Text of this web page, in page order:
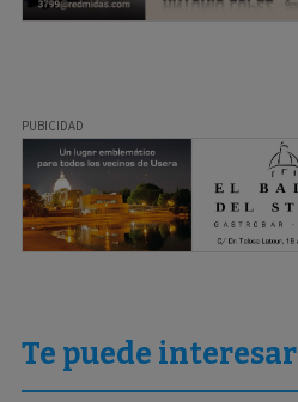
Te puede interesar